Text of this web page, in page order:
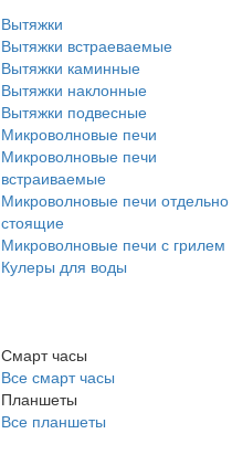
Вытяжки
Вытяжки встраеваемые
Вытяжки каминные
Вытяжки наклонные
Вытяжки подвесные
Микроволновые печи
Микроволновые печи
встраиваемые
Микроволновые печи отдельно
стоящие
Микроволновые печи с грилем
Кулеры для воды
Смарт часы
Все смарт часы
Планшеты
Все планшеты